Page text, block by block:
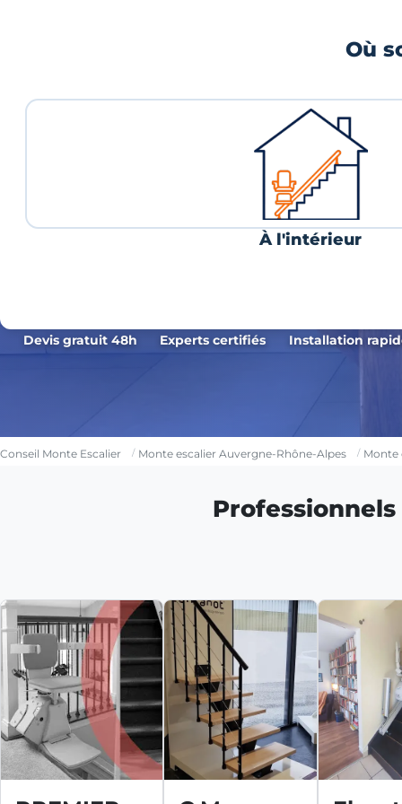
Où
À l'intérieur
Devis gratuit 48h Experts certifiés Installation
Conseil Monte Escalier Monte escalier Auvergne-Rhône-Alpes Monte